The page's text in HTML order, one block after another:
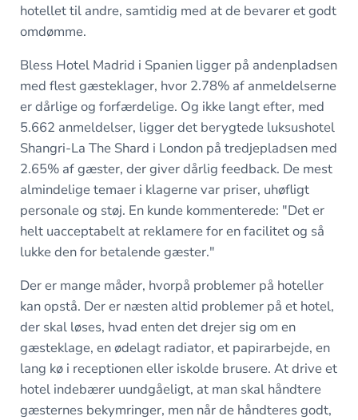
hotellet til andre, samtidig med at de bevarer et godt
omdømme.
Bless Hotel Madrid i Spanien ligger på andenpladsen
med flest gæsteklager, hvor 2.78% af anmeldelserne
er dårlige og forfærdelige. Og ikke langt efter, med
5.662 anmeldelser, ligger det berygtede luksushotel
Shangri-La The Shard i London på tredjepladsen med
2.65% af gæster, der giver dårlig feedback. De mest
almindelige temaer i klagerne var priser, uhøfligt
personale og støj. En kunde kommenterede: "Det er
helt uacceptabelt at reklamere for en facilitet og så
lukke den for betalende gæster."
Der er mange måder, hvorpå problemer på hoteller
kan opstå. Der er næsten altid problemer på et hotel,
der skal løses, hvad enten det drejer sig om en
gæsteklage, en ødelagt radiator, et papirarbejde, en
lang kø i receptionen eller iskolde brusere. At drive et
hotel indebærer uundgåeligt, at man skal håndtere
gæsternes bekymringer, men når de håndteres godt,